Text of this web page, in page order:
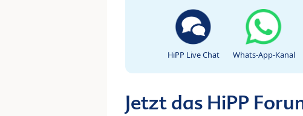
HiPP Live Chat Whats-App-Kanal
Jetzt das HiPP